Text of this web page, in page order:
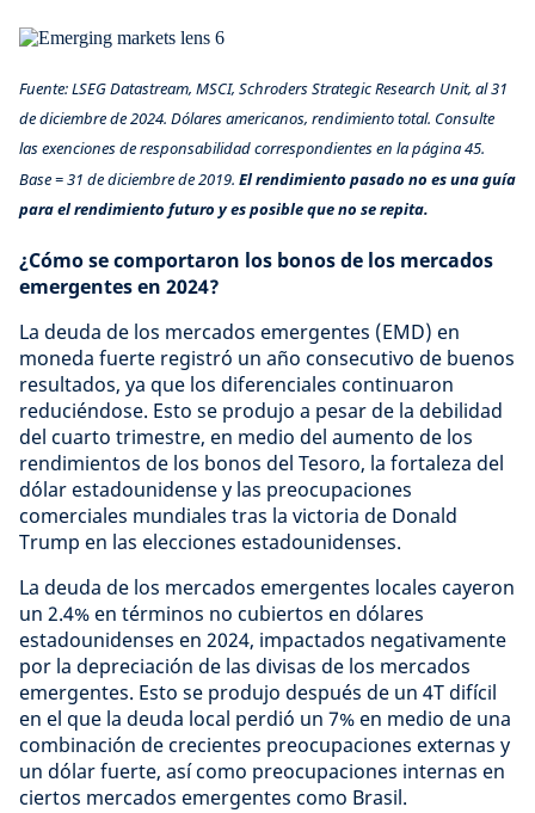
Fuente: LSEG Datastream, MSCI, Schroders Strategic Research Unit, al 31
de diciembre de 2024. Dólares americanos, rendimiento total. Consulte
las exenciones de responsabilidad correspondientes en la página 45.
Base = 31 de diciembre de 2019. El rendimiento pasado no es una guía
para el rendimiento futuro y es posible que no se repita.
¿Cómo se comportaron los bonos de los mercados
emergentes en 2024?
La deuda de los mercados emergentes (EMD) en
moneda fuerte registró un año consecutivo de buenos
resultados, ya que los diferenciales continuaron
reduciéndose. Esto se produjo a pesar de la debilidad
del cuarto trimestre, en medio del aumento de los
rendimientos de los bonos del Tesoro, la fortaleza del
dólar estadounidense y las preocupaciones
comerciales mundiales tras la victoria de Donald
Trump en las elecciones estadounidenses.
La deuda de los mercados emergentes locales cayeron
un 2.4% en términos no cubiertos en dólares
estadounidenses en 2024, impactados negativamente
por la depreciación de las divisas de los mercados
emergentes. Esto se produjo después de un 4T difícil
en el que la deuda local perdió un 7% en medio de una
combinación de crecientes preocupaciones externas y
un dólar fuerte, así como preocupaciones internas en
ciertos mercados emergentes como Brasil.